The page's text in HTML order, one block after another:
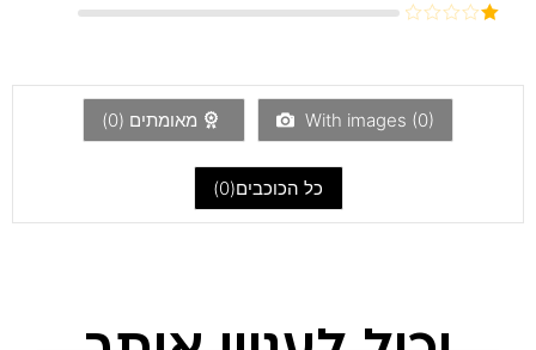
דורג
5
With images (0) מאומתים (0
)
כל הכוכבים(0
)